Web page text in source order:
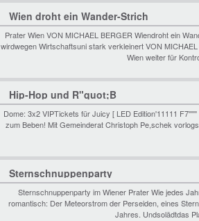
Wien droht ein Wander-Strich
Prater Wien VON MICHAEL BERGER Wiendroht ein
wirdwegen Wirtschaftsuni stark verkleinert VON
Wien weiter für
Hip-Hop und R"quot;B
Dome: 3x2 VIPTickets für Juicy [ LED Edition'11111
zum Beben! Mit Gemeinderat Christoph Pe,schek
Sternschnuppenparty
Sternschnuppenparty im Wiener Prater Wie jedes
romantisch: Der Meteorstrom der Perseiden, eines
Jahres. Undsolädtdas